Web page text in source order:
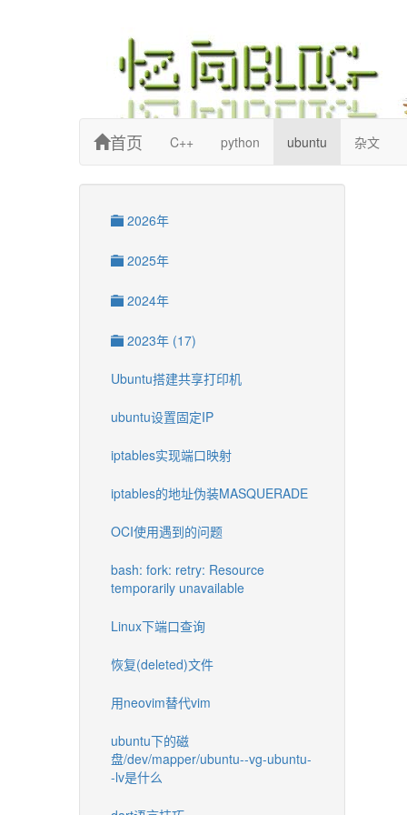
首页 C++ python ubuntu 杂文
2026年
2025年
2024年
2023年 (17)
Ubuntu搭建共享打印机
ubuntu设置固定IP
iptables实现端口映射
iptables的地址伪装MASQUERADE
OCI使用遇到的问题
bash: fork: retry: Resource
temporarily unavailable
Linux下端口查询
恢复(deleted)文件
用neovim替代vim
ubuntu下的磁
盘/dev/mapper/ubuntu--vg-ubuntu-
-lv是什么